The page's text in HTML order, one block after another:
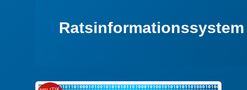
Ratsinformationssystem